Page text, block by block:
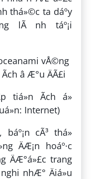
thá»©c ta dáº­y
lÃ nh táº¡i
tiá»n Ã­ch á»
Internet)
báº¡n cÃ³ thá»
ÄÆ¡n hoáº·c
ÄÆ°á»£c trang
nghi nhÆ° Äiá»u